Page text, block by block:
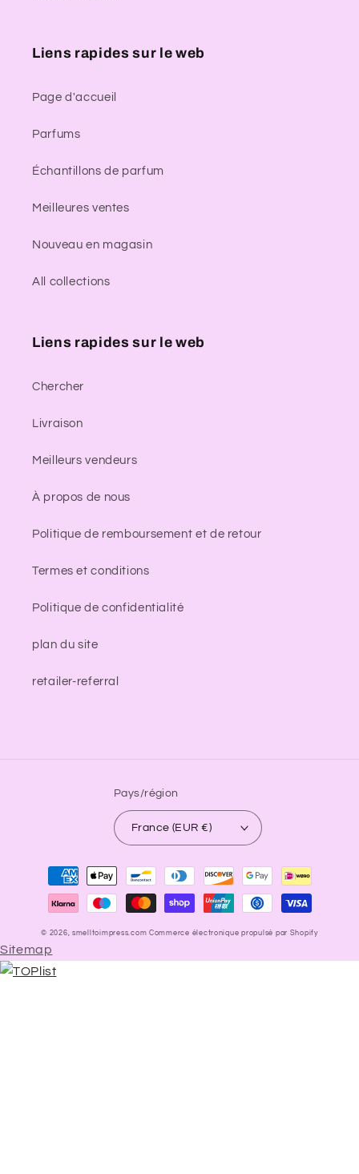
Liens rapides sur le web
Page d'accueil
Parfums
Échantillons de parfum
Meilleures ventes
Nouveau en magasin
All collections
Liens rapides sur le web
Chercher
Livraison
Meilleurs vendeurs
À propos de nous
Politique de remboursement et de retour
Termes et conditions
Politique de confidentialité
plan du site
retailer-referral
Pays/région
France (EUR €)
Moyens
paiement
© 2026,smelltoimpress.com Commerce électronique propulsé par Shopify
Sitemap